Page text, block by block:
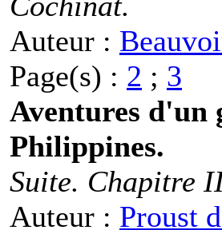
Auteur :
Page(s) : 2 ; 3
Aventures d'un
Philippines.
Suite. Chapitre
Auteur : Proust